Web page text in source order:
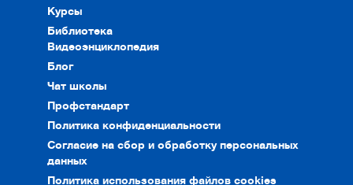
Курсы
Библиотека
Видеоэнциклопедия
Блог
Чат школы
Профстандарт
Политика конфиденциальности
Согласие на сбор и обработку персональных
данных
Политика использования файлов cookies